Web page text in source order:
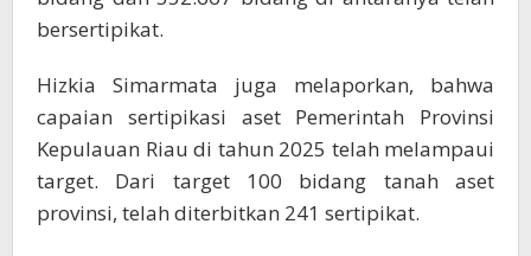
bersertipikat.
Hizkia Simarmata juga melaporkan, bahwa
capaian sertipikasi aset Pemerintah Provinsi
Kepulauan Riau di tahun 2025 telah melampaui
target. Dari target 100 bidang tanah aset
provinsi, telah diterbitkan 241 sertipikat.